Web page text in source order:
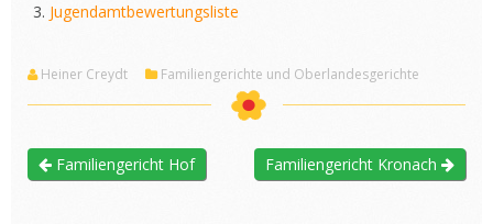
Jugendamtbewertungsliste
Heiner Creydt Familiengerichte und Oberlandesgerichte
Familiengericht Hof Familiengericht Kronach